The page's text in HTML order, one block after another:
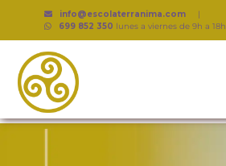
info@escolaterranima.com |
699 852 350 lunes a viernes de 9h a 18h